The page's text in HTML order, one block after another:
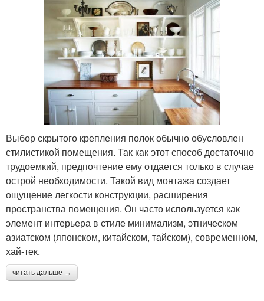
Выбор скрытого крепления полок обычно обусловлен
стилистикой помещения. Так как этот способ достаточно
трудоемкий, предпочтение ему отдается только в случае
острой необходимости. Такой вид монтажа создает
ощущение легкости конструкции, расширения
пространства помещения. Он часто используется как
элемент интерьера в стиле минимализм, этническом
азиатском (японском, китайском, тайском), современном,
хай-тек.
читать дальше →